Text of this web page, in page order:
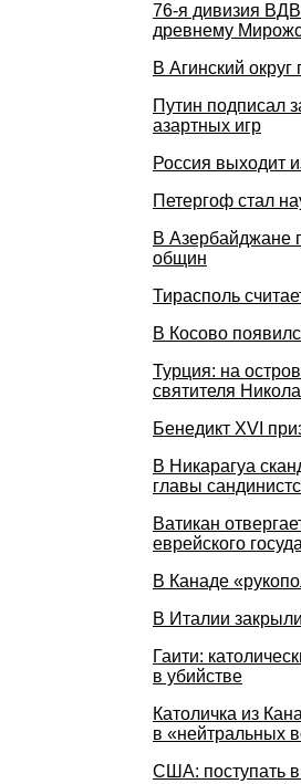
76-я дивизия
древнему
В Агинский
Путин подписал
азартных игр
Россия выходит
Петергоф стал
В Азербайджане
общин
Тирасполь
В Косово
Турция: на
святителя
Бенедикт XVI
В Никарагуа
главы
Ватикан
еврейского
В Канаде
В Италии
Гаити:
в убийстве
Католичка из
в «нейтральных
США: поступать